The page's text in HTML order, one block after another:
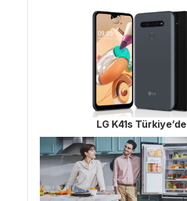
LG K41s Türkiye’de